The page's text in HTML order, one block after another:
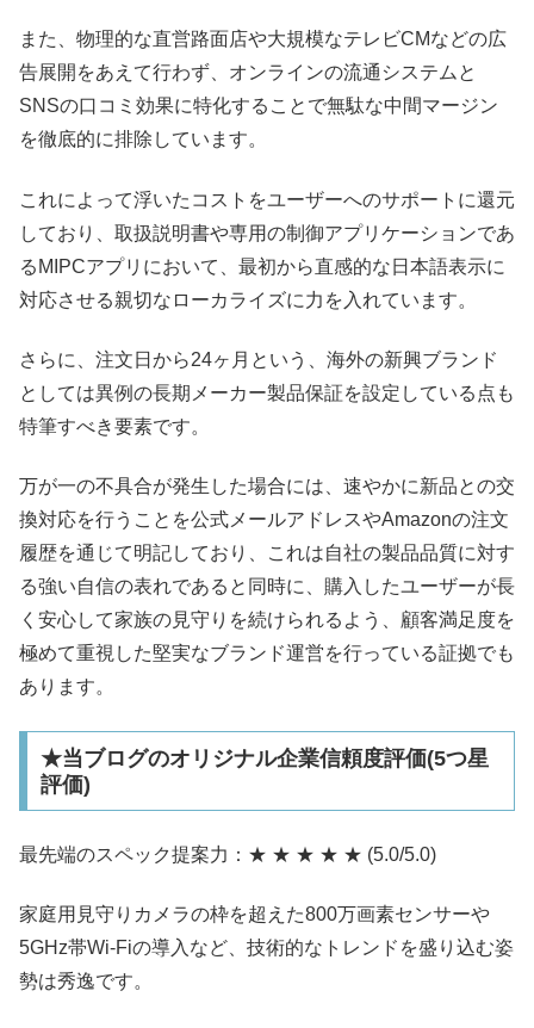
また、物理的な直営路面店や大規模なテレビCMなどの広
告展開をあえて行わず、オンラインの流通システムと
SNSの口コミ効果に特化することで無駄な中間マージン
を徹底的に排除しています。
これによって浮いたコストをユーザーへのサポートに還元
しており、取扱説明書や専用の制御アプリケーションであ
るMIPCアプリにおいて、最初から直感的な日本語表示に
対応させる親切なローカライズに力を入れています。
さらに、注文日から24ヶ月という、海外の新興ブランド
としては異例の長期メーカー製品保証を設定している点も
特筆すべき要素です。
万が一の不具合が発生した場合には、速やかに新品との交
換対応を行うことを公式メールアドレスやAmazonの注文
履歴を通じて明記しており、これは自社の製品品質に対す
る強い自信の表れであると同時に、購入したユーザーが長
く安心して家族の見守りを続けられるよう、顧客満足度を
極めて重視した堅実なブランド運営を行っている証拠でも
あります。
★当ブログのオリジナル企業信頼度評価(5つ星
評価)
最先端のスペック提案力：★ ★ ★ ★ ★ (5.0/5.0)
家庭用見守りカメラの枠を超えた800万画素センサーや
5GHz帯Wi-Fiの導入など、技術的なトレンドを盛り込む姿
勢は秀逸です。